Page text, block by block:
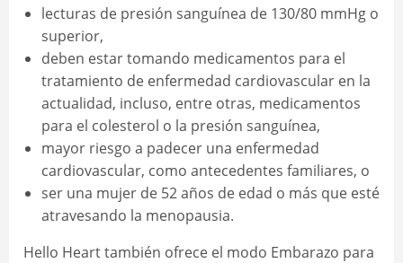
lecturas de presión sanguínea de 130/80 mmHg o
superior,
deben estar tomando medicamentos para el
tratamiento de enfermedad cardiovascular en la
actualidad, incluso, entre otras, medicamentos
para el colesterol o la presión sanguínea,
mayor riesgo a padecer una enfermedad
cardiovascular, como antecedentes familiares, o
ser una mujer de 52 años de edad o más que esté
atravesando la menopausia.
Hello Heart también ofrece el modo Embarazo para